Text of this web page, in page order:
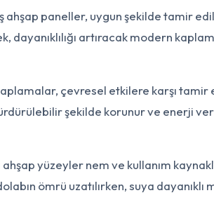
ahşap paneller, uygun şekilde tamir
artıracak modern
çevresel etkilere karşı
şekilde korunur ve enerji
yüzeyler nem ve kullanım
ömrü uzatılırken, suya dayanıklı